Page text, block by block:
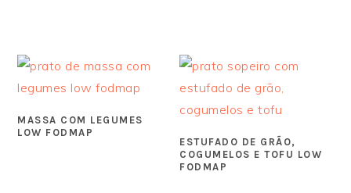
MASSA COM LEGUMES
LOW FODMAP
ESTUFADO DE GRÃO,
COGUMELOS E TOFU LOW
FODMAP